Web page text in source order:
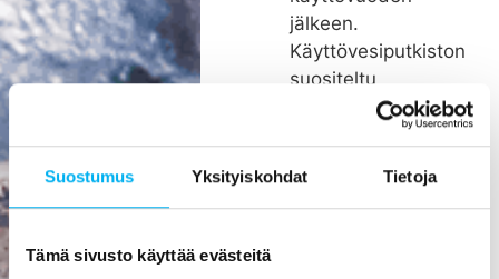
Suostumus Yksityiskohdat Tietoja
Tämä sivusto käyttää evästeitä
jälkeen.
Käyttövesiputkiston
suositeltu
remonttiväli
Rakenteiden